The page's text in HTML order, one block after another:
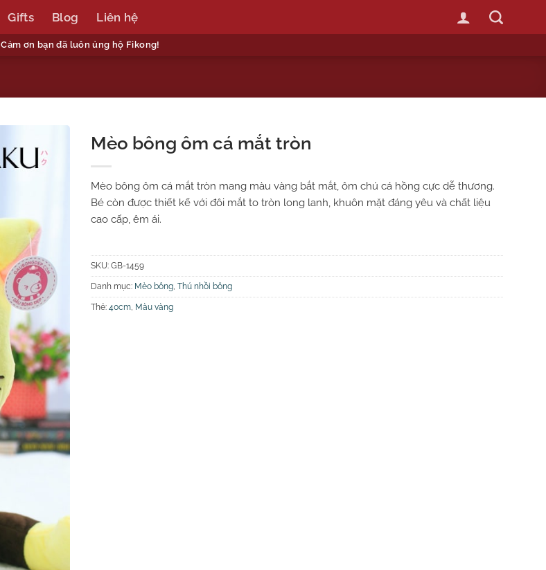
Gifts Blog Liên hệ
Cảm ơn bạn đã luôn ủng hộ Fikong!
Mèo bông ôm cá mắt tròn
Mèo bông ôm cá mắt tròn mang màu vàng bắt mắt, ôm chú cá hồng cực dễ thương.
Bé còn được thiết kế với đôi mắt to tròn long lanh, khuôn mặt đáng yêu và chất liệu
cao cấp, êm ái.
SKU: GB-1459
Danh mục: Mèo bông, Thú nhồi bông
Thẻ: 40cm, Màu vàng